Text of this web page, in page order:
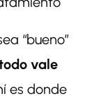
“bueno”
vale
es donde